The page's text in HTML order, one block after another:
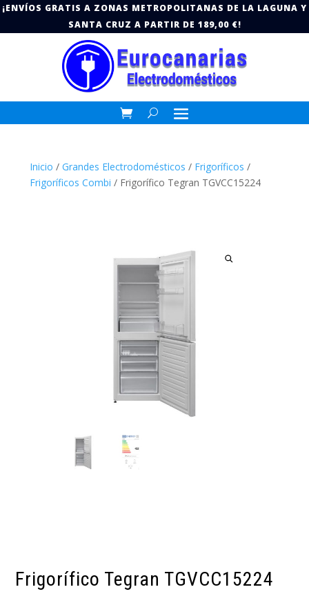
¡ENVÍOS GRATIS A ZONAS METROPOLITANAS DE LA LAGUNA Y
SANTA CRUZ A PARTIR DE 189,00 €!
Inicio / Grandes Electrodomésticos / Frigoríficos /
Frigoríficos Combi / Frigorífico Tegran TGVCC15224
Frigorífico Tegran TGVCC15224